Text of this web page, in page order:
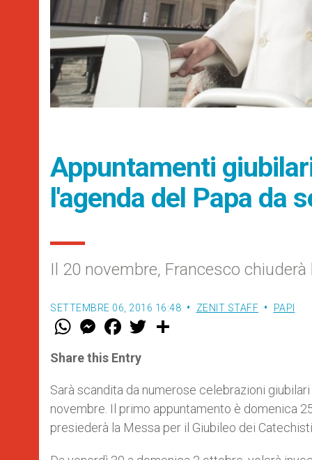
Appuntamenti
l'agenda del Papa da
Il 20 novembre, Francesco chiuderà
SETTEMBRE 06, 2016 16:48 ZENIT STAFF PAPI
W
t
s
p
p
M
e
s
e
g
e
r
F
a
e
b
o
k
w
r
Share this Entry
Sarà scandita da numerose celebrazioni
novembre. Il primo appuntamento è domenica
presiederà la Messa per il Giubileo dei Catechisti.